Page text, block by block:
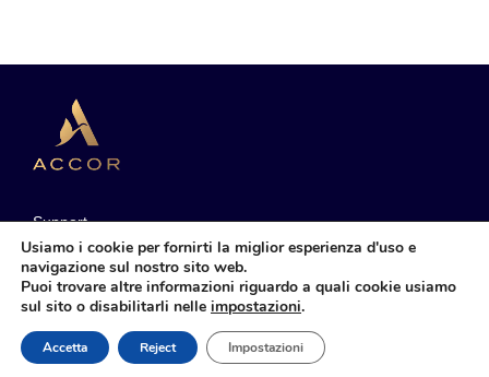
Support
Manage My Bookings
Sustainable Development
Usiamo i cookie per fornirti la miglior esperienza d'uso e
navigazione sul nostro sito web.
Puoi trovare altre informazioni riguardo a quali cookie usiamo
sul sito o disabilitarli nelle impostazioni.
Accetta Reject Impostazioni